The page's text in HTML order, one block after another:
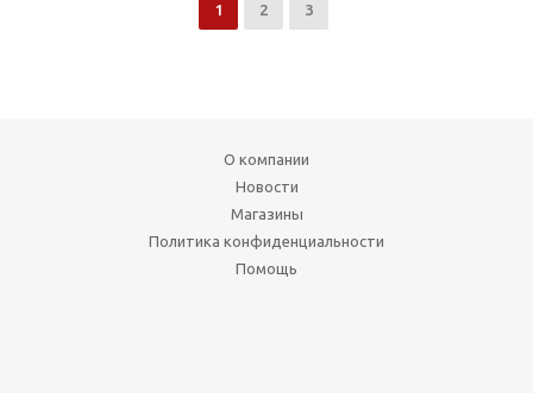
1 2 3
О компании
Новости
Магазины
Политика конфиденциальности
Помощь